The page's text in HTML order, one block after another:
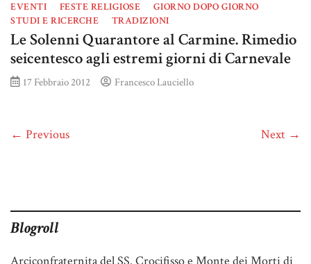
EVENTI FESTE RELIGIOSE
GIORNO DOPO GIORNO
STUDI E RICERCHE
TRADIZIONI
Le Solenni Quarantore al Carmine. Rimedio
seicentesco agli estremi giorni di Carnevale
17 Febbraio 2012 Francesco Lauciello
← Previous Next →
Blogroll